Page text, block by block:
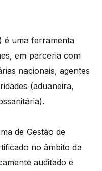
é uma ferramenta
em parceria com
nacionais, agentes
(aduaneira,
de Gestão de
no âmbito da
auditado e